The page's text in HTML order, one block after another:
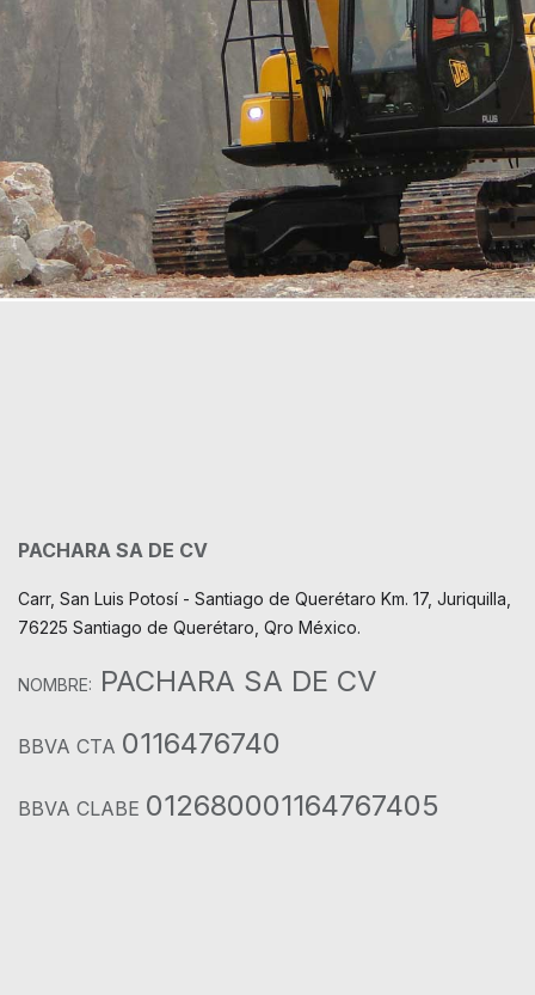
PACHARA SA DE CV
Carr, San Luis Potosí - Santiago de Querétaro Km. 17, Juriquilla,
76225 Santiago de Querétaro, Qro México.
NOMBRE: PACHARA SA DE CV
BBVA CTA 0116476740
BBVA CLABE 012680001164767405